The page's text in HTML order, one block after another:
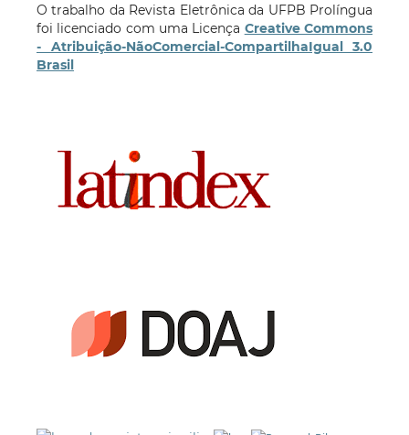
O trabalho da Revista Eletrônica da UFPB Prolíngua
foi licenciado com uma Licença Creative Commons
- Atribuição-NãoComercial-CompartilhaIgual 3.0
Brasil